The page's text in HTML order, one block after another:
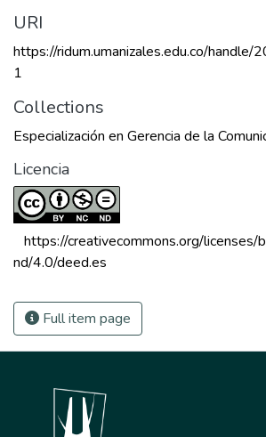
URI
https://ridum.umanizales.edu.co/
1
Collections
Especialización en Gerencia de la
Licencia
https://creativecommons.org/licenses/
nd/4.0/deed.es
Full item page